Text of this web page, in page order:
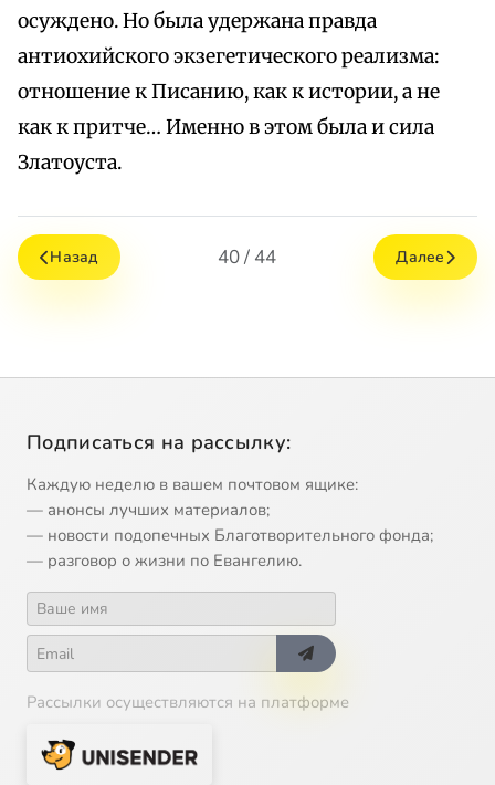
осуждено. Но была удержана правда
антиохийского экзегетического реализма:
отношение к Писанию, как к истории, а не
как к притче… Именно в этом была и сила
Златоуста.
Назад 40 / 44 Далее
Подписаться на рассылку:
Каждую неделю в вашем почтовом ящике:
— анонсы лучших материалов;
— новости подопечных Благотворительного фонда;
— разговор о жизни по Евангелию.
Рассылки осуществляются на платформе